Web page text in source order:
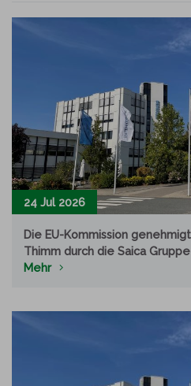
24 Jul 2026
Die EU-Kommission
Thimm durch die Saica Gruppe
Mehr